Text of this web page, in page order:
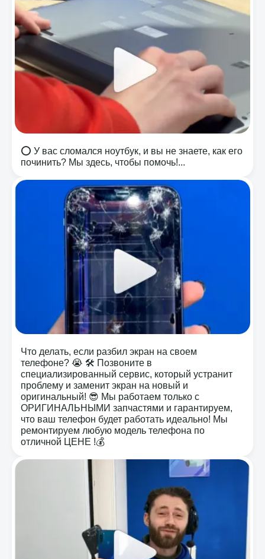
⭕️ У вас сломался ноутбук, и вы не знаете, как его
починить? Мы здесь, чтобы помочь!...
Что делать, если разбил экран на своем
телефоне? 😭 🛠️ Позвоните в
специализированный сервис, который устранит
проблему и заменит экран на новый и
оригинальный! 😎 Мы работаем только с
ОРИГИНАЛЬНЫМИ запчастями и гарантируем,
что ваш телефон будет работать идеально! Мы
ремонтируем любую модель телефона по
отличной ЦЕНЕ !💰